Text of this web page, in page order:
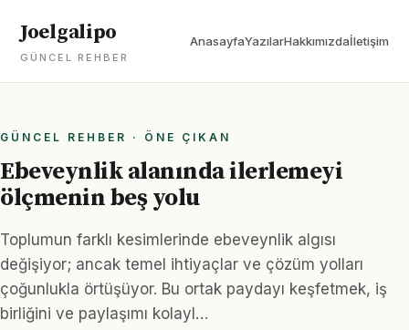
Joelgalipo
GÜNCEL REHBER
AnasayfaYazılarHakkımızdaİletişim
GÜNCEL REHBER · ÖNE ÇIKAN
Ebeveynlik alanında ilerlemeyi
ölçmenin beş yolu
Toplumun farklı kesimlerinde ebeveynlik algısı
değişiyor; ancak temel ihtiyaçlar ve çözüm yolları
çoğunlukla örtüşüyor. Bu ortak paydayı keşfetmek, iş
birliğini ve paylaşımı kolayl…